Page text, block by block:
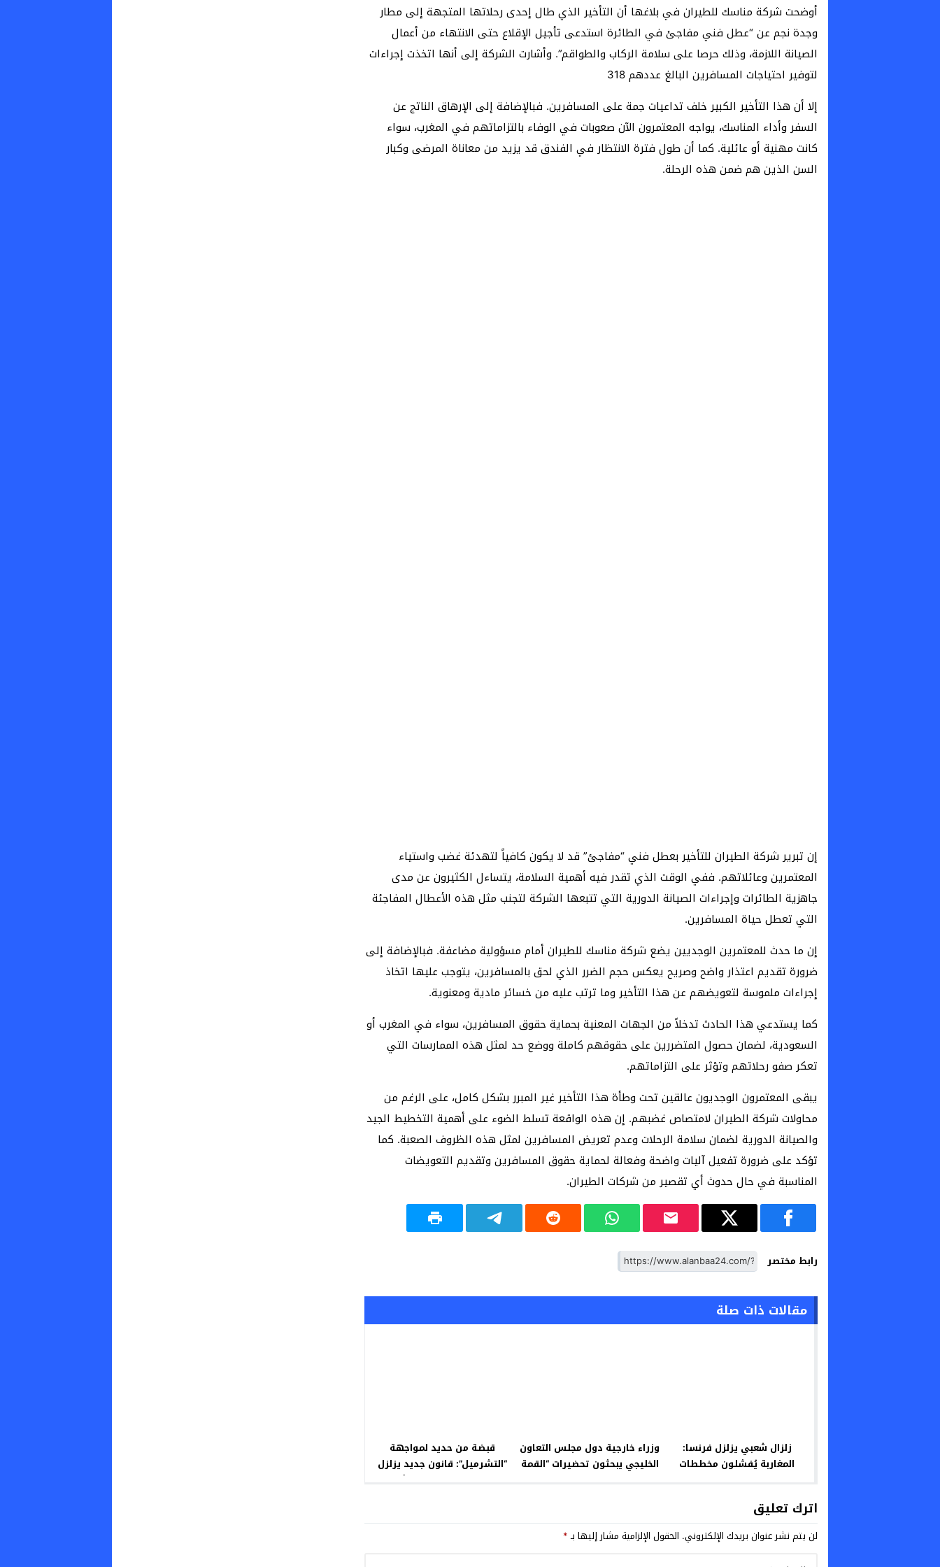
أوضحت شركة مناسك للطيران في بلاغها أن التأخير الذي طال إحدى رحلاتها المتجهة إلى مطار
وجدة نجم عن “عطل فني مفاجئ في الطائرة استدعى تأجيل الإقلاع حتى الانتهاء من أعمال
الصيانة اللازمة، وذلك حرصا على سلامة الركاب والطواقم”. وأشارت الشركة إلى أنها اتخذت إجراءات
لتوفير احتياجات المسافرين البالغ عددهم 318
إلا أن هذا التأخير الكبير خلف تداعيات جمة على المسافرين. فبالإضافة إلى الإرهاق الناتج عن
السفر وأداء المناسك، يواجه المعتمرون الآن صعوبات في الوفاء بالتزاماتهم في المغرب، سواء
كانت مهنية أو عائلية. كما أن طول فترة الانتظار في الفندق قد يزيد من معاناة المرضى وكبار
السن الذين هم ضمن هذه الرحلة.
إن تبرير شركة الطيران للتأخير بعطل فني “مفاجئ” قد لا يكون كافياً لتهدئة غضب واستياء
المعتمرين وعائلاتهم. ففي الوقت الذي تقدر فيه أهمية السلامة، يتساءل الكثيرون عن مدى
جاهزية الطائرات وإجراءات الصيانة الدورية التي تتبعها الشركة لتجنب مثل هذه الأعطال المفاجئة
التي تعطل حياة المسافرين.
إن ما حدث للمعتمرين الوجديين يضع شركة مناسك للطيران أمام مسؤولية مضاعفة. فبالإضافة إلى
ضرورة تقديم اعتذار واضح وصريح يعكس حجم الضرر الذي لحق بالمسافرين، يتوجب عليها اتخاذ
إجراءات ملموسة لتعويضهم عن هذا التأخير وما ترتب عليه من خسائر مادية ومعنوية.
كما يستدعي هذا الحادث تدخلاً من الجهات المعنية بحماية حقوق المسافرين، سواء في المغرب أو
السعودية، لضمان حصول المتضررين على حقوقهم كاملة ووضع حد لمثل هذه الممارسات التي
تعكر صفو رحلاتهم وتؤثر على التزاماتهم.
يبقى المعتمرون الوجديون عالقين تحت وطأة هذا التأخير غير المبرر بشكل كامل، على الرغم من
محاولات شركة الطيران لامتصاص غضبهم. إن هذه الواقعة تسلط الضوء على أهمية التخطيط الجيد
والصيانة الدورية لضمان سلامة الرحلات وعدم تعريض المسافرين لمثل هذه الظروف الصعبة. كما
تؤكد على ضرورة تفعيل آليات واضحة وفعالة لحماية حقوق المسافرين وتقديم التعويضات
المناسبة في حال حدوث أي تقصير من شركات الطيران.
رابط مختصر
مقالات ذات صلة
زلزال شعبي يزلزل فرنسا:
المغاربة يُفشلون مخططات
وزراء خارجية دول مجلس التعاون
الخليجي يبحثون تحضيرات “القمة
قبضة من حديد لمواجهة
“التشرميل”: قانون جديد يزلزل
عرش الجريمة و تحية للأبطال
اترك تعليق
لن يتم نشر عنوان بريدك الإلكتروني. الحقول الإلزامية مشار إليها بـ*